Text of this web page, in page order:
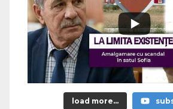
load more...